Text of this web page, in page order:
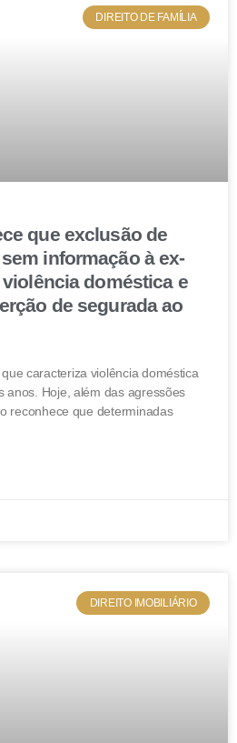
DIREITO DE FAMÍLIA
que exclusão de
informação à ex-
doméstica e
de segurada ao
caracteriza violência doméstica
anos. Hoje, além das agressões
reconhece que determinadas
DIREITO IMOBILIÁRIO